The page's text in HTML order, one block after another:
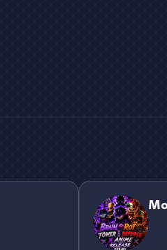
Mon Serveur